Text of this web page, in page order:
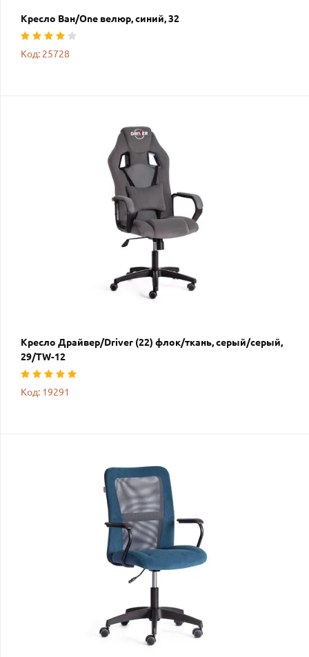
Кресло Ван/One велюр, синий, 32
Код: 25728
Кресло Драйвер/Driver (22) флок/ткань, серый/серый,
29/TW-12
Код: 19291